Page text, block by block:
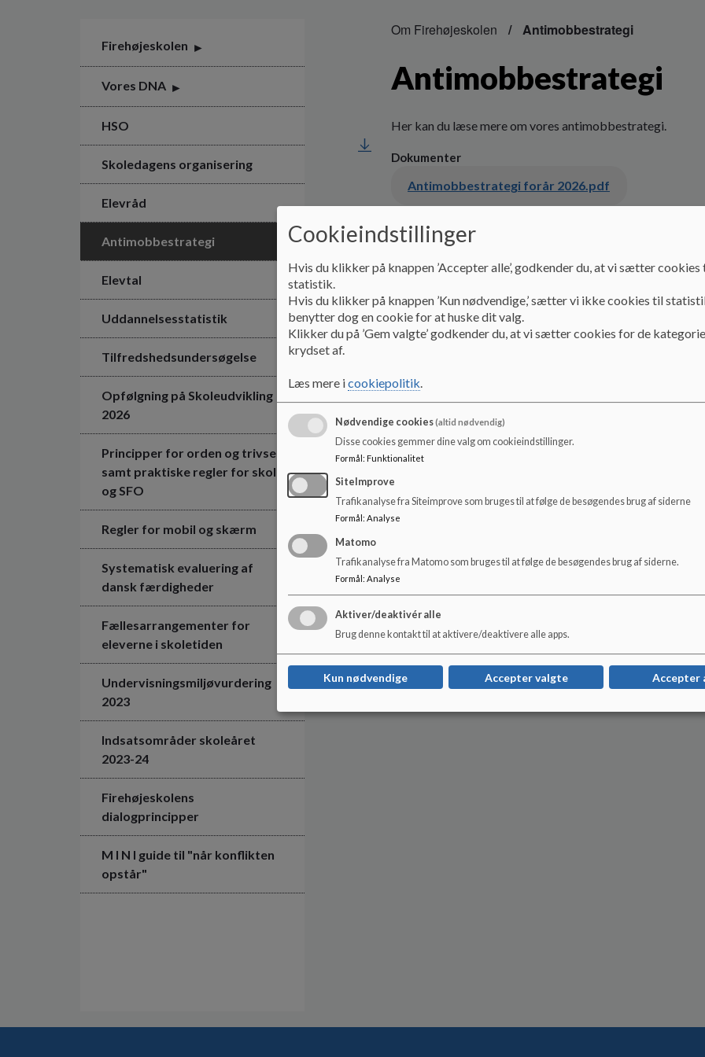
Firehøjeskolen
Vores DNA
HSO
Skoledagens organisering
Elevråd
Antimobbestrategi
Elevtal
Uddannelsesstatistik
Tilfredshedsundersøgelse
Opfølgning på Skoleudvikling
2026
Principper for orden og trivsel
samt praktiske regler for skole
og SFO
Regler for mobil og skærm
Systematisk evaluering af
dansk færdigheder
Fællesarrangementer for
eleverne i skoletiden
Undervisningsmiljøvurdering
2023
Indsatsområder skoleåret
2023-24
Firehøjeskolens
dialogprincipper
M I N I guide til "når konflikten
opstår"
Om Firehøjeskolen Antimobbestrategi
Antimobbestrategi
Her kan du læse mere om vores antimobbestrategi.
Dokumenter
Antimobbestrategi forår 2026.pdf
Cookieindstillinger
Hvis du klikker på knappen ’Accepter alle’, godkender du, at vi sætter
statistik.
Hvis du klikker på knappen ’Kun nødvendige,’ sætter vi ikke cookies til
benytter dog en cookie for at huske dit valg.
Klikker du på ’Gem valgte’ godkender du, at vi sætter cookies for de
krydset af.
Læs mere icookiepolitik.
Nødvendige cookies(altid nødvendig)
Disse cookies gemmer dine valg om cookieindstillinger.
Formål: Funktionalitet
SiteImprove
Trafikanalyse fra Siteimprove som bruges til at følge de besøgendes brug af siderne
Formål : Analyse
Matomo
Trafikanalyse fra Matomo som bruges til at følge de besøgendes brug af siderne.
Formål : Analyse
Aktiver/deaktivér alle
Brug denne kontakt til at aktivere/deaktivere alle apps.
Kun nødvendige Accepter valgte Accepter